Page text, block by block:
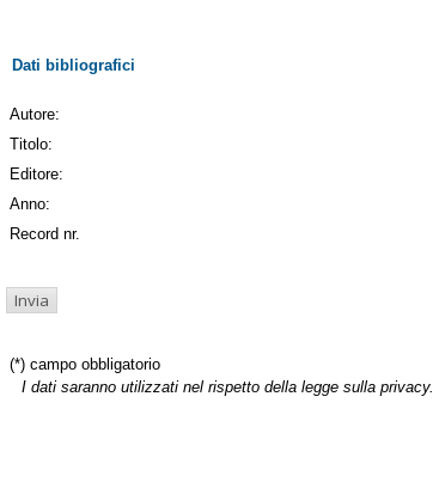
Dati bibliografici
Autore:
Titolo:
Editore:
Anno:
Record nr.
(*) campo obbligatorio
I dati saranno utilizzati nel rispetto della legge sulla privacy.